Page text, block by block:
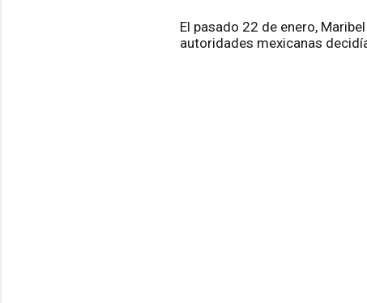
El pasado 22 de enero,
autoridades mexicanas